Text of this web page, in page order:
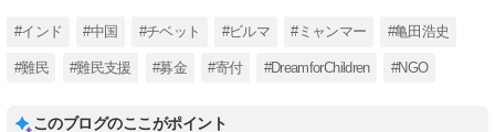
#インド #中国 #チベット #ビルマ #ミャンマー #亀田浩史
#難民 #難民支援 #募金 #寄付 #DreamforChildren #NGO
このブログのここがポイント